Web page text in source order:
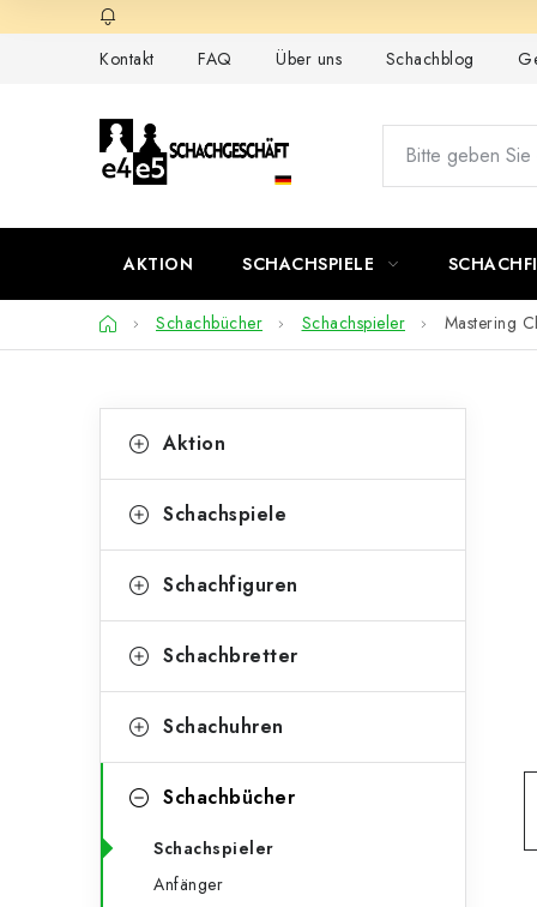
Inhalt
Kontakt
FAQ Über uns Schachblog
AKTION SCHACHSPIELE
StartseiteSchachbücher Schachspieler Mastering
e
t
e
l
e
s
überspringen
a
e
o
i
Aktion
Schachspiele
Schachfiguren
Schachbretter
Schachuhren
Schachbücher
Schachspieler
Anfänger